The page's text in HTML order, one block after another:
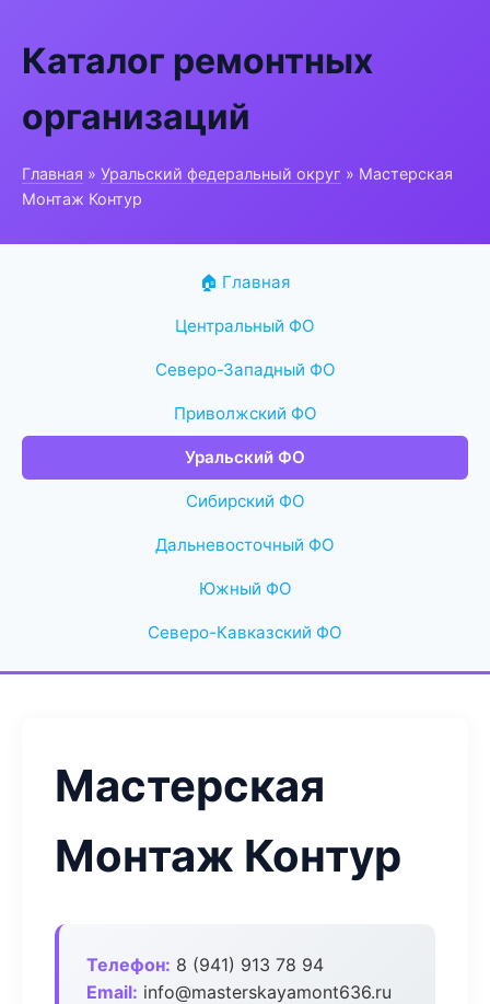
Каталог ремонтных
организаций
Главная » Уральский федеральный округ » Мастерская
Монтаж Контур
🏠 Главная
Центральный ФО
Северо-Западный ФО
Приволжский ФО
Уральский ФО
Сибирский ФО
Дальневосточный ФО
Южный ФО
Северо-Кавказский ФО
Мастерская
Монтаж Контур
Телефон: 8 (941) 913 78 94
Email: info@masterskayamont636.ru